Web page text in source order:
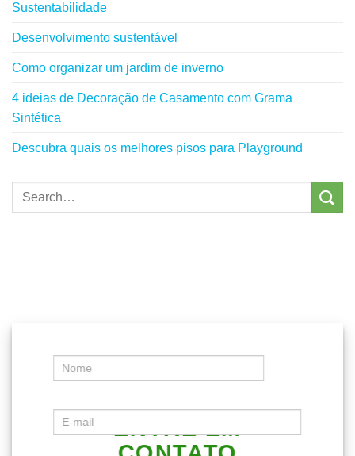
Sustentabilidade
Desenvolvimento sustentável
Como organizar um jardim de inverno
4 ideias de Decoração de Casamento com Grama
Sintética
Descubra quais os melhores pisos para Playground
ENTRE EM